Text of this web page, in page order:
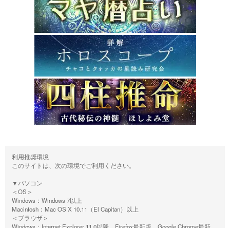
利用推奨環境
このサイトは、次の環境でご利用ください。
▼パソコン
＜OS＞
Windows：Windows 7以上
Macintosh：Mac OS X 10.11（El Capitan）以上
＜ブラウザ＞